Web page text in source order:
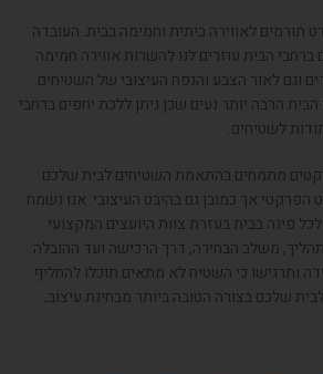
תורמים לאווירה ביתית וחמימה בבית. העובדה
הבית עוזרים לנו להשרות אווירה חמימה
וגם לאור הצבע והנפח העיצובי של השטיחים.
הרבה יותר נעים שכן ניתן ללכת יחפים ברחבי
לשטיחים.
מתמחים בהתאמת השטיחים לבית שלכם
אך כמובן גם בהיבט העיצובי. אנו נשמח
פינה בבית בעזרת צוות היועצים המקצועי
, משלב הבחירה, דרך הרכישה ועד ההובלה
ותרגישו כי השטיח לא מתאים תוכלו להחליף
שלכם בצורה הטובה ביותר מבחינת עיצוב,